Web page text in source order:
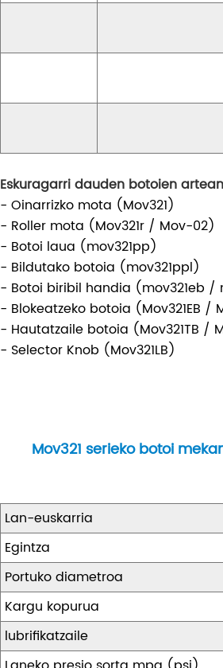
Eskuragarri dauden botoien
- Oinarrizko mota (Mov321)
- Roller mota (Mov321r / Mov-02)
- Botoi laua (mov321pp)
- Bildutako botoia (mov321ppl)
- Botoi biribil handia (mov321eb /
- Blokeatzeko botoia (Mov321EB /
- Hautatzaile botoia (Mov321TB /
- Selector Knob (Mov321LB)
Mov321 serieko botoi
Lan-euskarria
Egintza
Portuko diametroa
Kargu kopurua
lubrifikatzaile